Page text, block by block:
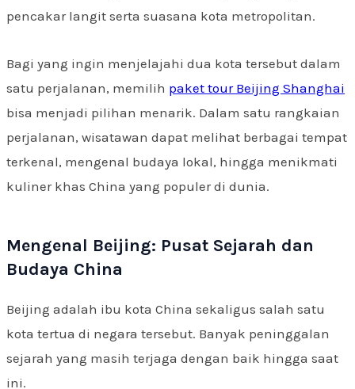
pencakar langit serta suasana kota metropolitan.
Bagi yang ingin menjelajahi dua kota tersebut dalam
satu perjalanan, memilih paket tour Beijing Shanghai
bisa menjadi pilihan menarik. Dalam satu rangkaian
perjalanan, wisatawan dapat melihat berbagai tempat
terkenal, mengenal budaya lokal, hingga menikmati
kuliner khas China yang populer di dunia.
Mengenal Beijing: Pusat Sejarah dan
Budaya China
Beijing adalah ibu kota China sekaligus salah satu
kota tertua di negara tersebut. Banyak peninggalan
sejarah yang masih terjaga dengan baik hingga saat
ini.